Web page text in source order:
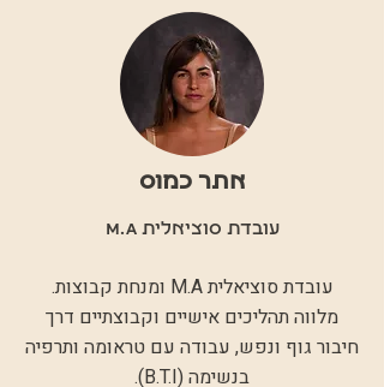
אתר כמוס
עובדת סוציאלית M.A
עובדת סוציאלית M.A ומנחת קבוצות.
מלווה תהליכים אישיים וקבוצתיים דרך
חיבור גוף ונפש, עבודה עם טראומה ותרפיה
בנשימה (B.T.I).